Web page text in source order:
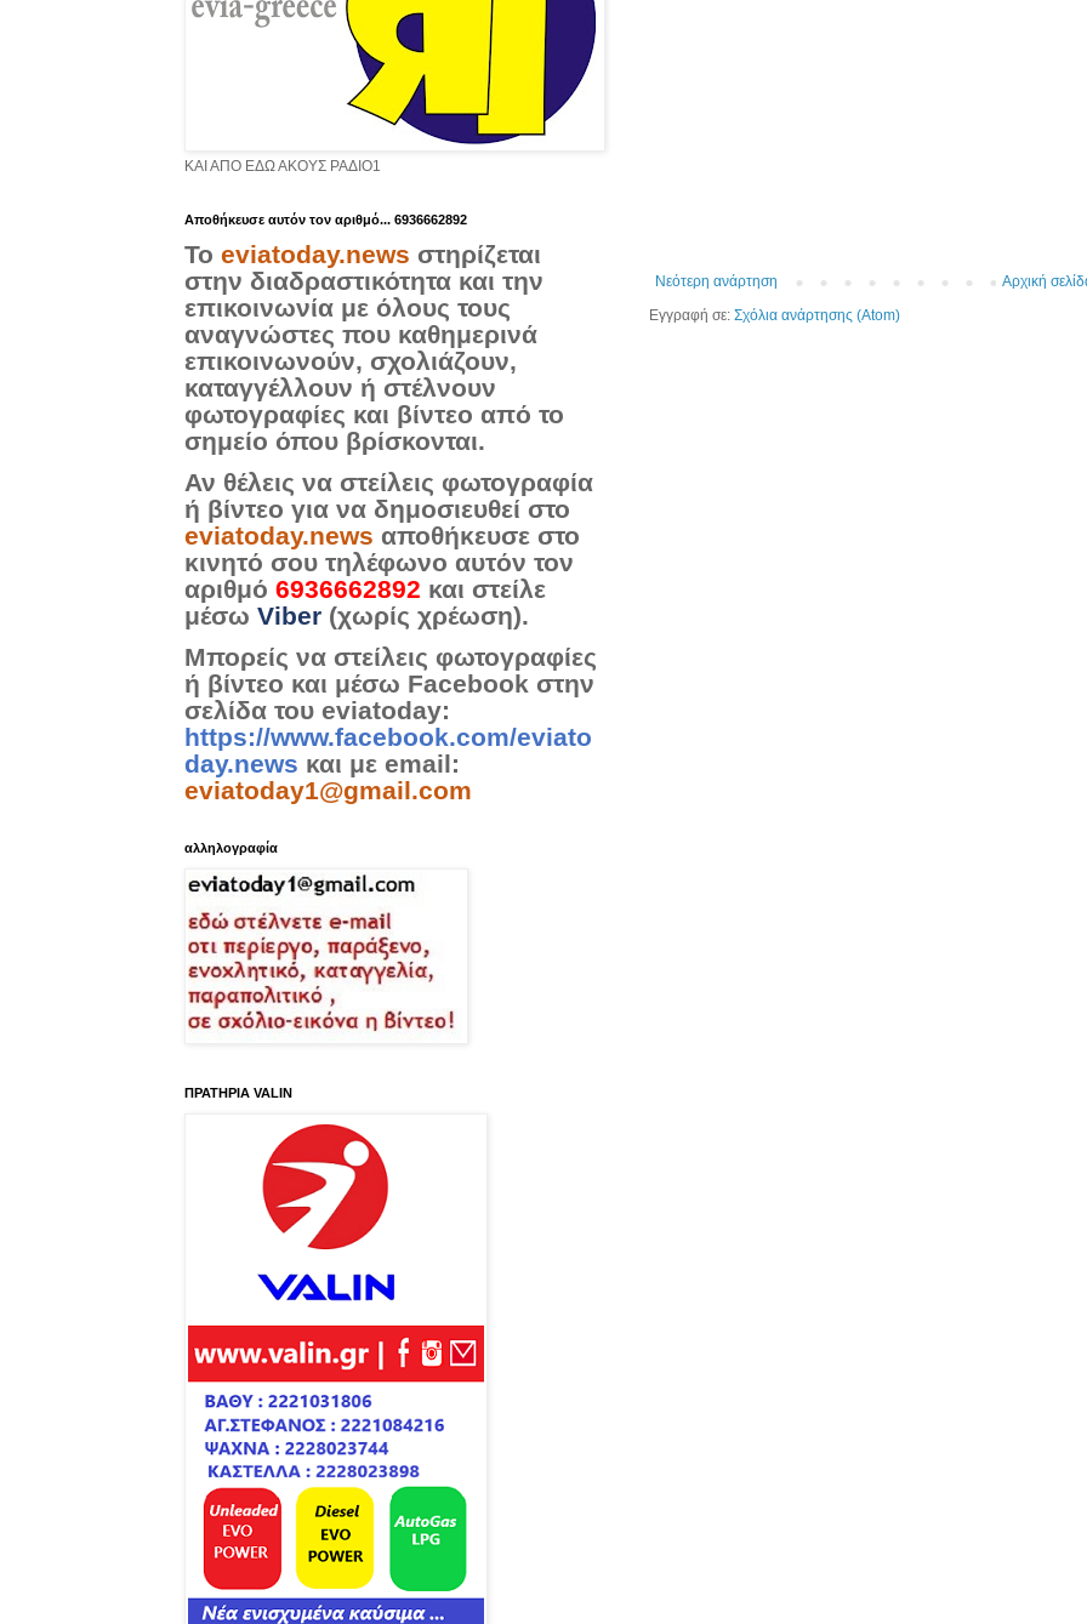
Νεότερη ανάρτηση
Αρχική
Εγγραφή σε: Σχόλια ανάρτησης (Atom)
ΚΑΙ ΑΠΟ ΕΔΩ ΑΚΟΥΣ ΡΑΔΙΟ1
Aποθήκευσε αυτόν τον αριθμό... 6936662892
Το eviatoday.news στηρίζεται
στην διαδραστικότητα και την
επικοινωνία με όλους τους
αναγνώστες που καθημερινά
επικοινωνούν, σχολιάζουν,
καταγγέλλουν ή στέλνουν
φωτογραφίες και βίντεο από το
σημείο όπου βρίσκονται.
Αν θέλεις να στείλεις φωτογραφία
ή βίντεο για να δημοσιευθεί στο
eviatoday.news αποθήκευσε στο
κινητό σου τηλέφωνο αυτόν τον
αριθμό 6936662892 και στείλε
μέσω Viber (χωρίς χρέωση).
Μπορείς να στείλεις φωτογραφίες
ή βίντεο και μέσω Facebook στην
σελίδα του eviatoday:
https://www.facebook.com/eviato
day.news και με email:
eviatoday1@gmail.com
αλληλογραφία
ΠΡΑΤΗΡΙΑ VALIN